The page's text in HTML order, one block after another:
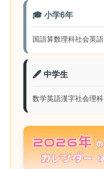
🎓 小学6年
国語算数理科社会英語
🖋️ 中学生
数学英語漢字社会理科